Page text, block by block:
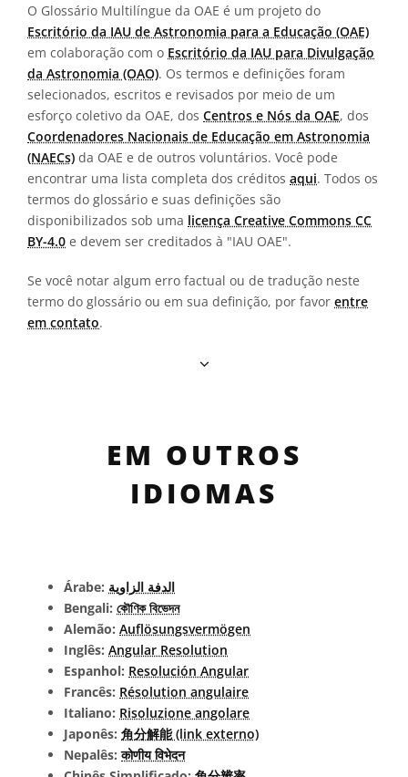
O Glossário Multilíngue da OAE é um projeto do
Escritório da IAU de Astronomia para a Educação (OAE)
em colaboração com o Escritório da IAU para Divulgação
da Astronomia (OAO). Os termos e definições foram
selecionados, escritos e revisados por meio de um
esforço coletivo da OAE, dos Centros e Nós da OAE, dos
Coordenadores Nacionais de Educação em Astronomia
(NAECs) da OAE e de outros voluntários. Você pode
encontrar uma lista completa dos créditos aqui. Todos os
termos do glossário e suas definições são
disponibilizados sob uma licença Creative Commons CC
BY-4.0 e devem ser creditados à "IAU OAE".
Se você notar algum erro factual ou de tradução neste
termo do glossário ou em sua definição, por favor entre
em contato.
EM OUTROS
IDIOMAS
Árabe: الدفة الزاوية
Bengali: কৌণিক বিভেদন
Alemão: Auflösungsvermögen
Inglês: Angular Resolution
Espanhol: Resolución Angular
Francês: Résolution angulaire
Italiano: Risoluzione angolare
Japonês: 角分解能 (link externo)
Nepalês:कोणीय विभेदन